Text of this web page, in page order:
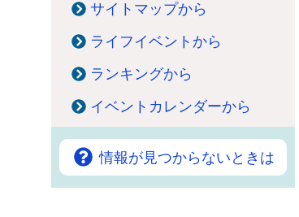
サイトマップから
ライフイベントから
ランキングから
イベントカレンダーから
情報が見つからないときは